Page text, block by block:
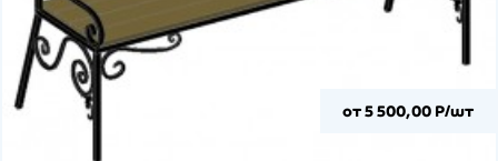
от 5 500,00 Р/шт